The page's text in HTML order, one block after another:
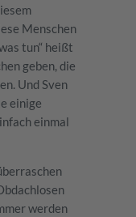
Menschen
tun“ heißt
geben, die
Und Sven
einige
einmal
werden